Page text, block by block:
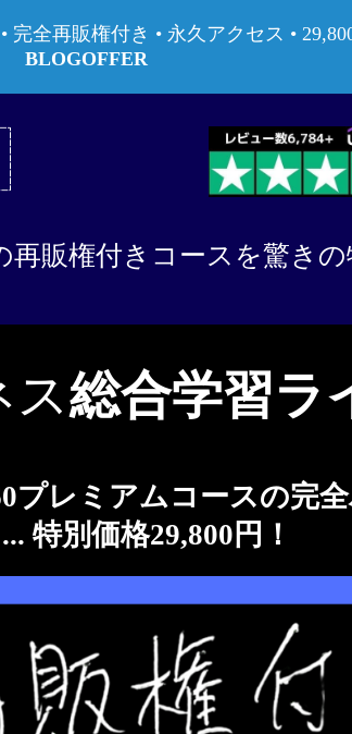
全再販権付き • 永久アクセス •
BLOGOFFER
再販権付きコースを驚きの
ス総合学習ラ
プレミアムコースの完
特別価格29,800円！